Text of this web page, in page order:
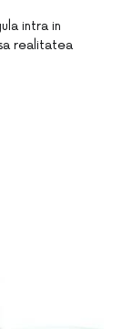
intra in
realitatea